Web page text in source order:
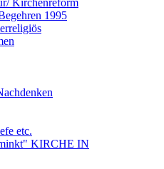
Kirchenreform
1995
etc.
KIRCHE IN